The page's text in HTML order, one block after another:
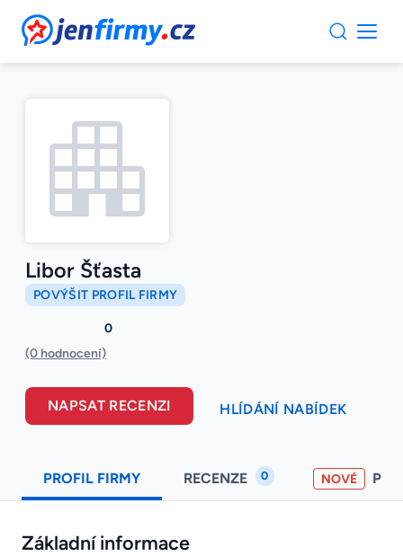
JenFirmy.cz
Libor Šťasta
POVÝŠIT PROFIL FIRMY
0
(0 hodnocení)
NAPSAT RECENZI HLÍDÁNÍ NABÍDEK
PROFIL FIRMY RECENZE 0 NOVÉ
Základní informace